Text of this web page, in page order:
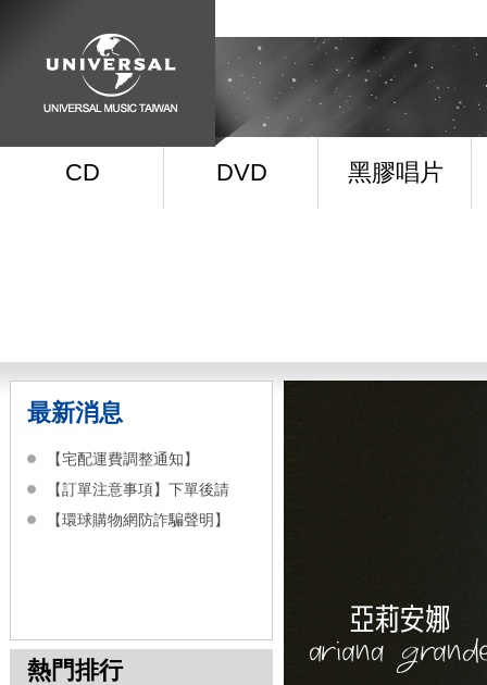
CD DVD 黑膠唱片
最新消息
【宅配運費調整通知】
【訂單注意事項】下單後請
【環球購物網防詐騙聲明】
熱門排行